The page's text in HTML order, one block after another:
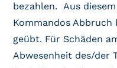
bezahlen. Aus
Kommandos Abbruch
geübt. Für Schäden
Abwesenheit des/der